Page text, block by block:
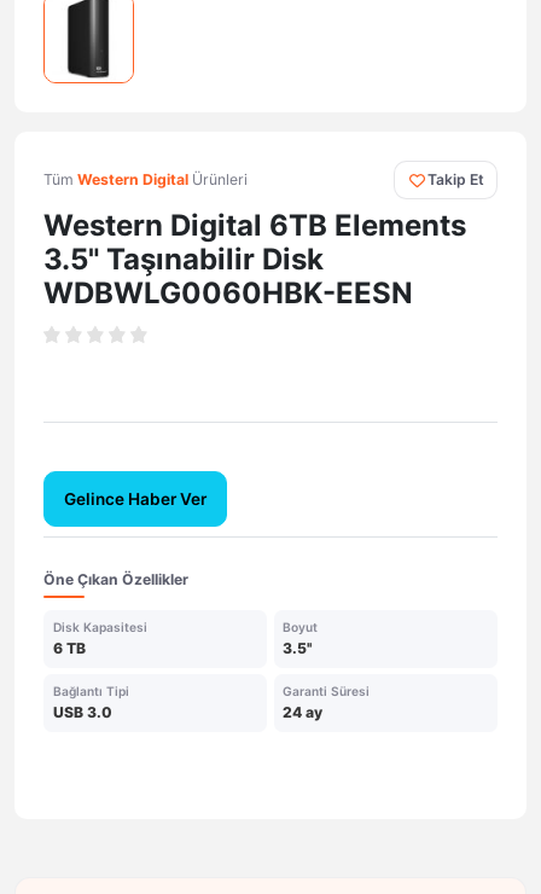
Tüm Western Digital Ürünleri Takip Et
Western Digital 6TB Elements
3.5" Taşınabilir Disk
WDBWLG0060HBK-EESN
Gelince Haber Ver
Öne Çıkan Özellikler
Disk Kapasitesi
6 TB
Boyut
3.5''
Bağlantı Tipi
USB 3.0
Garanti Süresi
24 ay